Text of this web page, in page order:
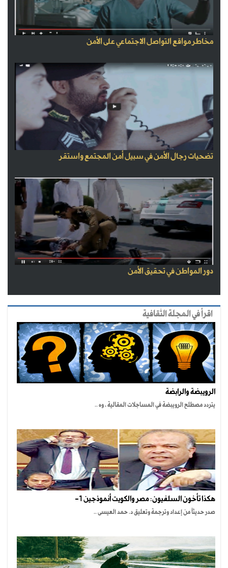
مخاطر مواقع التواصل الاجتماعي على الأمن
تضحيات رجال الأمن في سبيل أمن المجتمع واستقر
دور المواطن في تحقيق الأمن
اقرأ في المجلة الثقافية
الرويبضة والرابضة
يتردد مصطلح الرويبضة في المساجلات المقالية ، وه ..
هكذا تأخون السلفيون: مصر والكويت أنموذجين 1-
صدر حديثاً من إعداد وترجمة وتعليق د. حمد العيسى ..